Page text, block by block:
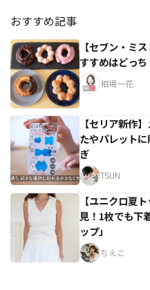
おすすめ記事
【セブン・ミ
すすめはどっち
相場一花
【セリア新作
たやパレット
ぎ
TSUN
【ユニクロ夏
見！1枚でも下
ップ」
ちえこ